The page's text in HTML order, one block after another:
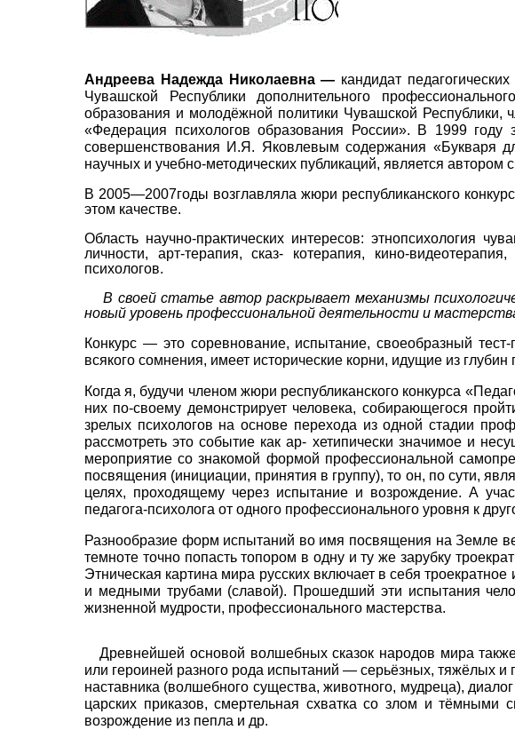
Андреева Надежда Николаевна — кандидат
Чувашской Республики дополнительного
образования и молодёжной политики Чувашской Республики,
«Федерация психологов образования России». В 1999 году
совершенствования И.Я. Яковлевым содержания «Букваря
научных и учебно-методических публикаций, является
В 2005—2007годы возглавляла жюри республиканского
этом качестве.
Область научно-практических интересов: этнопсихология
личности, арт-терапия, сказ- котерапия, кино-
психологов.
В своей статье автор раскрывает механизмы
новый уровень профессиональной деятельности и
Конкурс — это соревнование, испытание, своеобразный
всякого сомнения, имеет исторические корни, идущие из
Когда я, будучи членом жюри республиканского конкурса
них по-своему демонстрирует человека, собирающегося
зрелых психологов на основе перехода из одной стадии
рассмотреть это событие как ар- хетипически значимое и
мероприятие со знакомой формой профессиональной
посвящения (инициации, принятия в группу), то он, по сути,
целях, проходящему через испытание и возрождение. А
педагога-психолога от одного профессионального уровня к
Разнообразие форм испытаний во имя посвящения на Земле
темноте точно попасть топором в одну и ту же зарубку
Этническая картина мира русских включает в себя
и медными трубами (славой). Прошедший эти испытания
жизненной мудрости, профессионального мастерства.
Древнейшей основой волшебных сказок народов мира
или героиней разного рода испытаний — серьёзных, тяжёлых
наставника (волшебного существа, животного, мудреца),
царских приказов, смертельная схватка со злом и
возрождение из пепла и др.